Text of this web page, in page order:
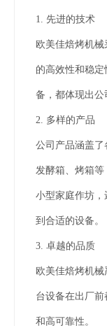
1. 先进的技术
欧美佳焙烤机
的高效性和稳
备，都体现出
2. 多样的产品
公司产品涵盖了
发酵箱、烤箱
小型家庭作坊
到合适的设备
3. 卓越的品质
欧美佳焙烤机
台设备在出厂
和高可靠性。